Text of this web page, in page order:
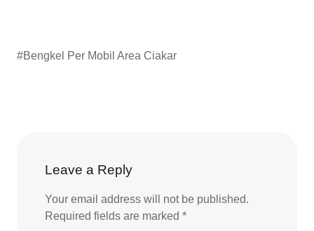
#Bengkel Per Mobil Area Ciakar
Leave a Reply
Your email address will not be published.
Required fields are marked *